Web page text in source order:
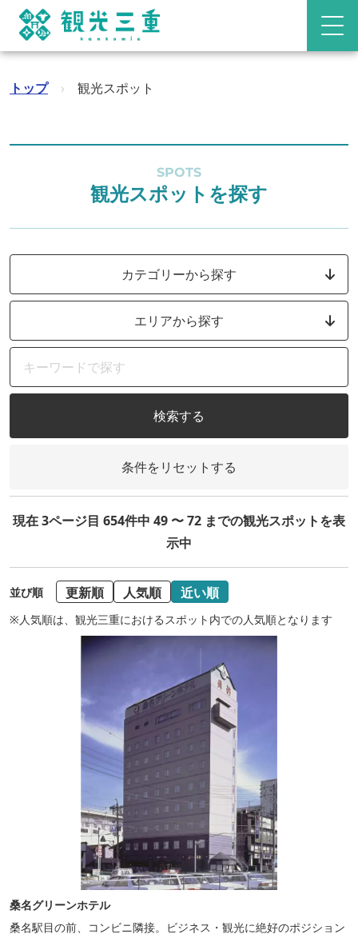
トップ › 観光スポット
SPOTS
観光スポットを探す
カテゴリーから探す
エリアから探す
検索する
条件をリセットする
現在 3ページ目 654件中 49 〜 72 までの観光スポットを表
示中
並び順 更新順 人気順 近い順
※人気順は、観光三重におけるスポット内での人気順となります
桑名グリーンホテル
桑名駅目の前、コンビニ隣接。ビジネス・観光に絶好のポジション